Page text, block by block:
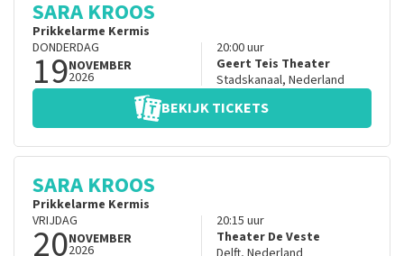
SARA KROOS
Prikkelarme Kermis
DONDERDAG
19NOVEMBER
2026
20:00uur
Geert Teis Theater
Stadskanaal, Nederland
BEKIJK TICKETS
SARA KROOS
Prikkelarme Kermis
VRIJDAG
20NOVEMBER
2026
20:15 uur
Theater De Veste